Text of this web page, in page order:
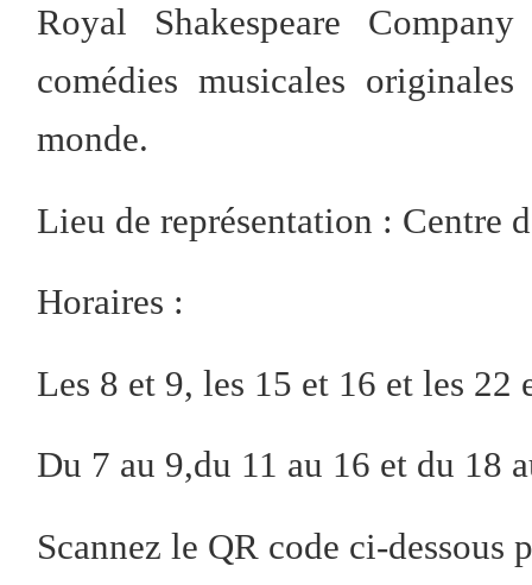
Royal Shakespeare
comédies musicales
monde.
Lieu de représentation : Centre
Horaires :
Les 8 et 9, les 15 et 16 et les 22
Du 7 au 9,du 11 au 16 et du 18
Scannez le QR code ci-dessous